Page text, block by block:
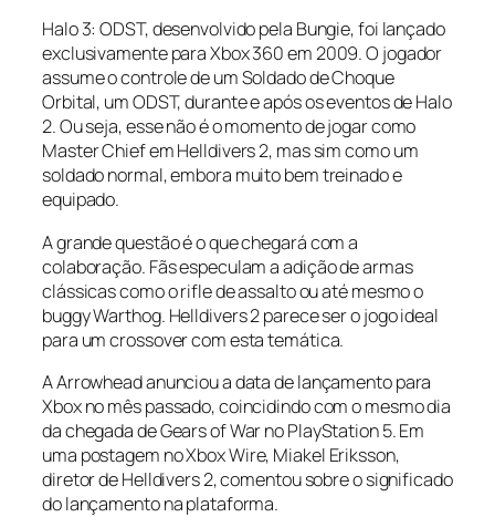
Halo 3: ODST, desenvolvido pela Bungie, foi lançado
exclusivamente para Xbox 360 em 2009. O jogador
assume o controle de um Soldado de Choque
Orbital, um ODST, durante e após os eventos de Halo
2. Ou seja, esse não é o momento de jogar como
Master Chief em Helldivers 2, mas sim como um
soldado normal, embora muito bem treinado e
equipado.
A grande questão é o que chegará com a
colaboração. Fãs especulam a adição de armas
clássicas como o rifle de assalto ou até mesmo o
buggy Warthog. Helldivers 2 parece ser o jogo ideal
para um crossover com esta temática.
A Arrowhead anunciou a data de lançamento para
Xbox no mês passado, coincidindo com o mesmo dia
da chegada de Gears of War no PlayStation 5. Em
uma postagem no Xbox Wire, Miakel Eriksson,
diretor de Helldivers 2, comentou sobre o significado
do lançamento na plataforma.